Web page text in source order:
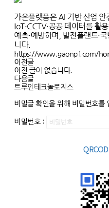
가온플랫폼은 AI 기반 산업 안
IoT·CCTV·공공 데이터를 활
예측·예방하며, 발전플랜트·
니다.
https://www.gaonpf.com/
이전글
이전 글이 없습니다.
다음글
트루인테크놀로지스
비밀글 확인을 위해 비밀번호를
비밀번호 :